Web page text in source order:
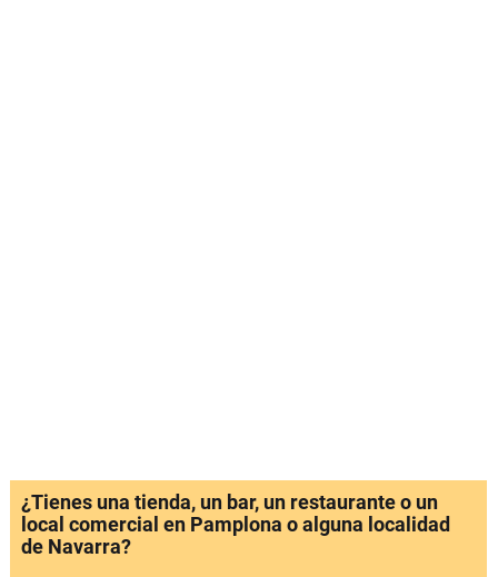
¿Tienes una tienda, un bar, un restaurante o un
local comercial en Pamplona o alguna localidad
de Navarra?